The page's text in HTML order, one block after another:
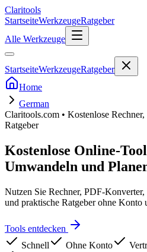
Claritools
StartseiteWerkzeugeRatgeber
Alle Werkzeuge
StartseiteWerkzeugeRatgeber
Home
German
Claritools.com • Kostenlose
Ratgeber
Kostenlose Online-
Umwandeln und
Nutzen Sie Rechner, PDF-
und praktische Ratgeber ohne Konto
Tools entdecken
Schnell
Ohne Konto